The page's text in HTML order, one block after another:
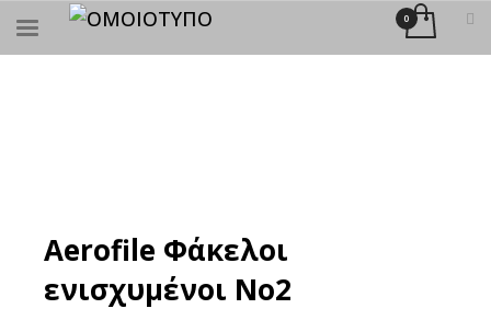
ΑΝΑΖΉΤΗΣΗ
Aerofile Φάκελοι
ενισχυμένοι No2